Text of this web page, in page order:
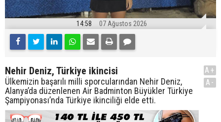
14:58 07 Ağustos 2026
Nehir Deniz, Türkiye ikincisi
Ülkemizin başarılı milli sporcularından Nehir Deniz,
Alanya’da düzenlenen Air Badminton Büyükler Türkiye
Şampiyonası’nda Türkiye ikinciliği elde etti.
A+
A-